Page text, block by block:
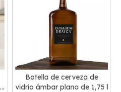
Botella de cerveza de
vidrio ámbar plano de 1,75 l